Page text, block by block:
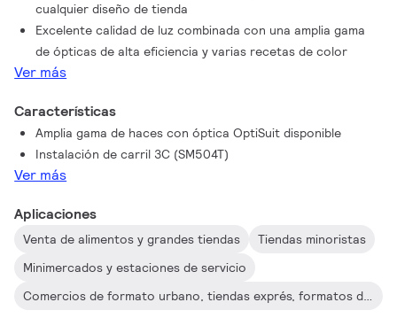
facilita la colocación de las luminarias en cualquier lugar que
desee a lo largo de los rieles y se adapta a futuros cambios de
diseño. Las versiones con controlador inalámbrico ofrecen
mayor comodidad con atenuación y ambientación en
sin necesidad de controles cableados. Además, los sensores
integrados para la recopilación de datos echarán luz sobre la
información detallada que puede utilizar para respaldar su
negocio.
cualquier diseño de tienda
Excelente calidad de luz combinada con una amplia gama
de ópticas de alta eficiencia y varias recetas de color
Ver más
Características
Amplia gama de haces con óptica OptiSuit disponible
Instalación de carril 3C (SM504T)
Ver más
Aplicaciones
Venta de alimentos y grandes tiendas
Tiendas minoristas
Minimercados y estaciones de servicio
Comercios de formato urbano, tiendas exprés, formatos de proximidad